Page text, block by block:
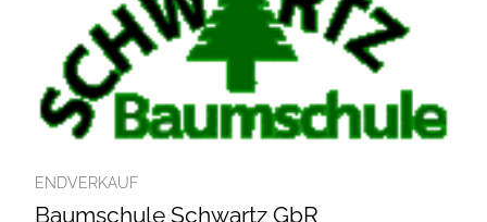
ENDVERKAUF
Baumschule Schwartz GbR